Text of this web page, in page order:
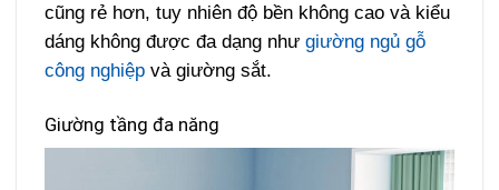
cũng rẻ hơn, tuy nhiên độ bền không cao và kiểu
dáng không được đa dạng nhưgiường ngủ gỗ
công nghiệp và giường sắt.
Giường tầng đa năng